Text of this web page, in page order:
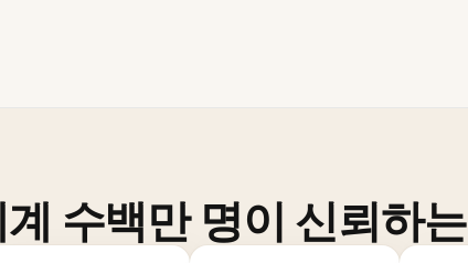
수백만 명이 신뢰하는